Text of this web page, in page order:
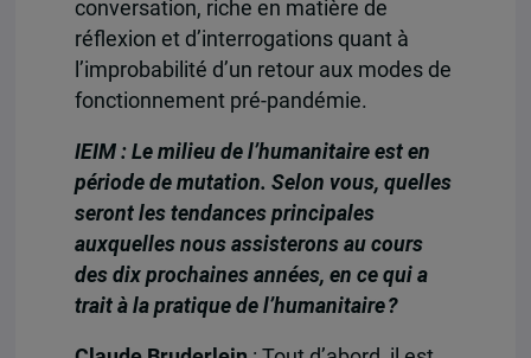
conversation, riche en matière de
réflexion et d’interrogations quant à
l’improbabilité d’un retour aux modes de
fonctionnement pré-pandémie.
IEIM : Le milieu de l’humanitaire est en
période de mutation. Selon vous, quelles
seront les tendances principales
auxquelles nous assisterons au cours
des dix prochaines années, en ce qui a
trait à la pratique de l’humanitaire ?